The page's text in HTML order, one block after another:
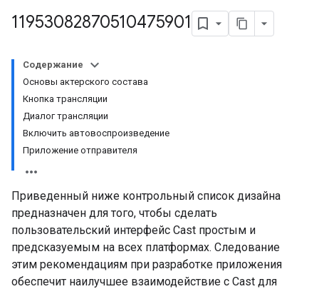
11953082870510475901
Содержание
Основы актерского состава
Кнопка трансляции
Диалог трансляции
Включить автовоспроизведение
Приложение отправителя
Приведенный ниже контрольный список дизайна
предназначен для того, чтобы сделать
пользовательский интерфейс Cast простым и
предсказуемым на всех платформах. Следование
этим рекомендациям при разработке приложения
обеспечит наилучшее взаимодействие с Cast для